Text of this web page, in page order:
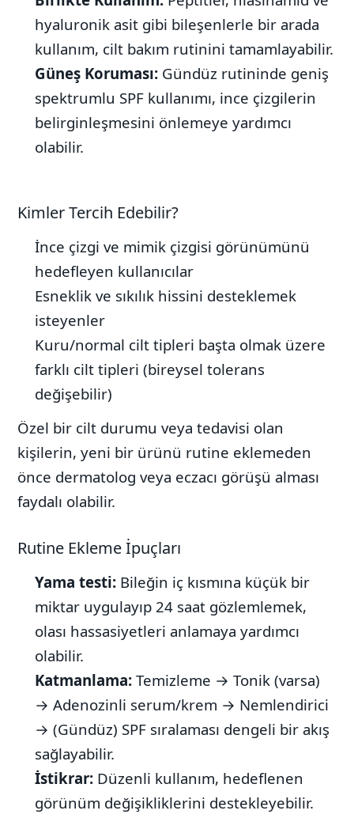
hyaluronik asit gibi bileşenlerle bir arada
kullanım, cilt bakım rutinini tamamlayabilir.
Güneş Koruması: Gündüz rutininde geniş
spektrumlu SPF kullanımı, ince çizgilerin
belirginleşmesini önlemeye yardımcı
olabilir.
Kimler Tercih Edebilir?
İnce çizgi ve mimik çizgisi görünümünü
hedefleyen kullanıcılar
Esneklik ve sıkılık hissini desteklemek
isteyenler
Kuru/normal cilt tipleri başta olmak üzere
farklı cilt tipleri (bireysel tolerans
değişebilir)
Özel bir cilt durumu veya tedavisi olan
kişilerin, yeni bir ürünü rutine eklemeden
önce dermatolog veya eczacı görüşü alması
faydalı olabilir.
Rutine Ekleme İpuçları
Yama testi: Bileğin iç kısmına küçük bir
miktar uygulayıp 24 saat gözlemlemek,
olası hassasiyetleri anlamaya yardımcı
olabilir.
Katmanlama: Temizleme → Tonik (varsa)
→ Adenozinli serum/krem → Nemlendirici
→ (Gündüz) SPF sıralaması dengeli bir akış
sağlayabilir.
İstikrar: Düzenli kullanım, hedeflenen
görünüm değişikliklerini destekleyebilir.